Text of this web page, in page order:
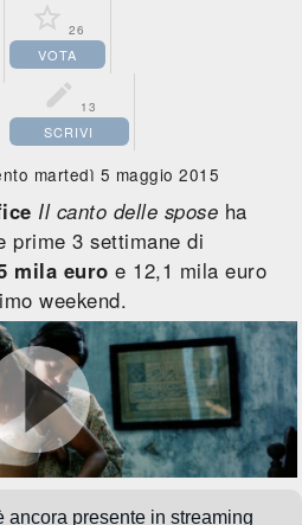
 26
VOTA
 13
SCRIVI
martedì 5 maggio 2015
Il canto delle spose ha
prime 3 settimane di
mila euro e 12,1 mila euro
weekend.